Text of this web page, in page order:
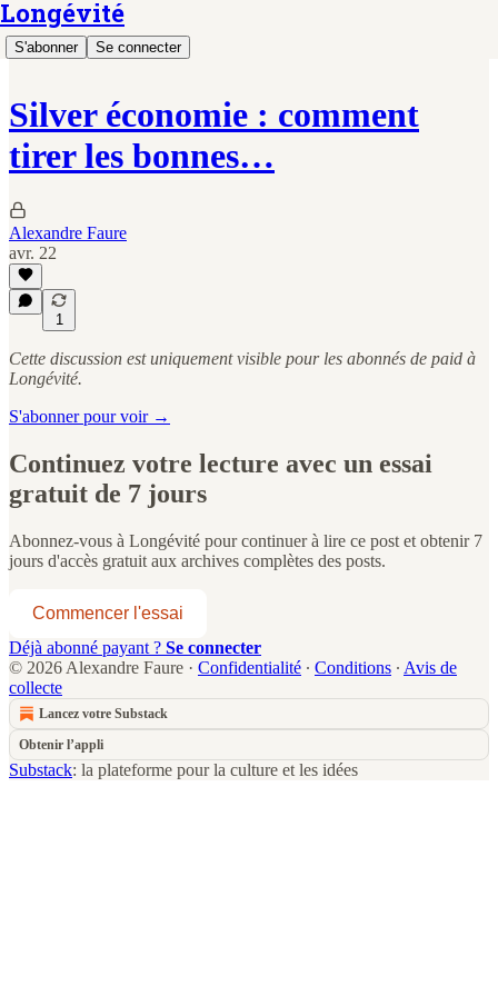
Longévité
S'abonner Se connecter
Silver économie : comment
tirer les bonnes…
Alexandre Faure
avr. 22
1
Cette discussion est uniquement visible pour les abonnés de paid à
Longévité.
S'abonner pour voir →
Continuez votre lecture avec un essai
gratuit de 7 jours
Abonnez-vous à Longévité pour continuer à lire ce post et obtenir 7
jours d'accès gratuit aux archives complètes des posts.
Commencer l'essai
Déjà abonné payant ? Se connecter
© 2026 Alexandre Faure · Confidentialité ∙ Conditions ∙ Avis de
collecte
Lancez votre Substack
Obtenir l’appli
Substack: la plateforme pour la culture et les idées